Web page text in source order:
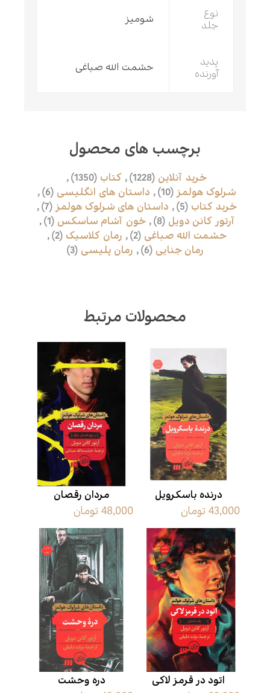
نوع
جلد
شومیز
پدید
آورنده
حشمت الله صباغی
برچسب های محصول
خرید آنلاین (1228)
, کتاب (1350)
,
شرلوک هولمز (10)
, داستان های انگلیسی (6)
,
خربد کتاب (5)
, داستان های شرلوک هولمز (7)
,
آرتور کانن دویل (8)
, خون آشام ساسکس (1)
,
حشمت الله صباغی (2)
, رمان کلاسیک (2)
,
رمان جنایی (6)
, رمان پلیسی (3)
محصولات مرتبط
درنده باسکرویل
43,000 تومان
مردان رقصان
48,000 تومان
اتود در قرمز لاکی دره وحشت